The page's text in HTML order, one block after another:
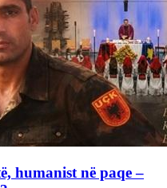
humanist në paqe –